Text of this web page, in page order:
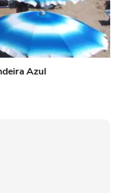
Azul